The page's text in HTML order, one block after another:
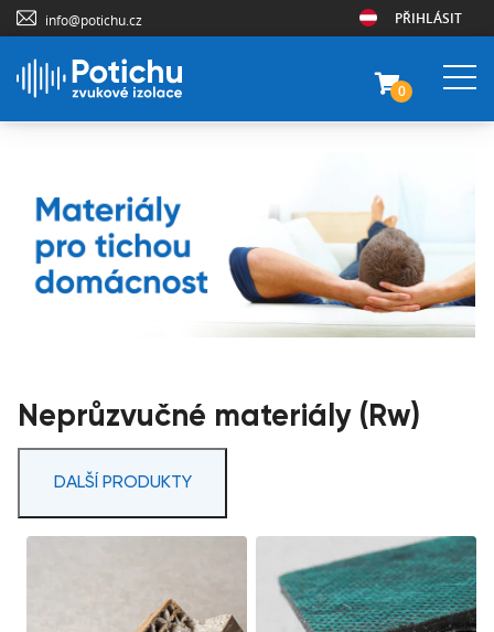
info@potichu.cz PŘIHLÁSIT
0
Neprůzvučné materiály (Rw)
DALŠÍ PRODUKTY